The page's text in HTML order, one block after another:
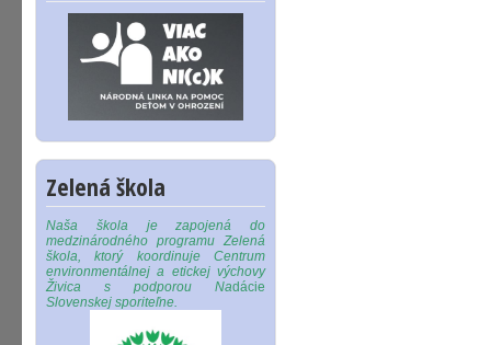
Zelená škola
Naša škola je zapojená do
medzinárodného programu Zelená
škola, ktorý koordinuje Centrum
environmentálnej a etickej výchovy
Živica s podporou Nadácie
Slovenskej sporiteľne.